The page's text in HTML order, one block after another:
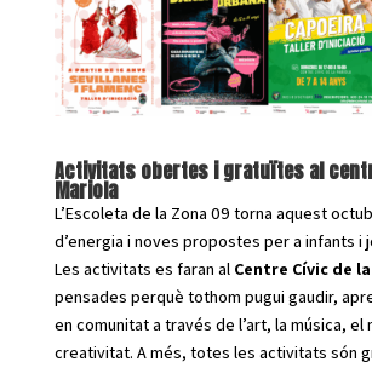
Activitats obertes i gratuïtes al
Mariola
L’Escoleta de la Zona 09 torna aquest
d’energia i noves propostes per a infants i
Les activitats es faran al Centre Cívic de
pensades perquè tothom pugui gaudir,
en comunitat a través de l’art, la música, el
creativitat. A més, totes les activitats són